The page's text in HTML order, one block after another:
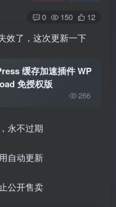
0 150 12
效了，这次更新一下
缓存加速插件 WP
免授权版
266
永不过期
自动更新
公开售卖